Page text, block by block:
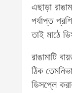
এছাড়া
পর্যাপ্ত
তাই মাঠে
রাঙামাটি
ঠিক
ডিসপ্লে